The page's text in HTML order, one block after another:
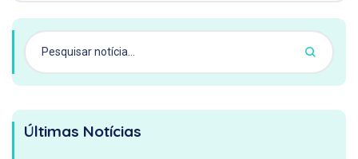
Últimas Notícias